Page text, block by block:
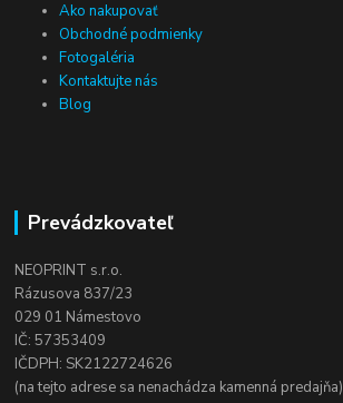
Ako nakupovať
Obchodné podmienky
Fotogaléria
Kontaktujte nás
Blog
Prevádzkovateľ
NEOPRINT s.r.o.
Rázusova 837/23
029 01 Námestovo
IČ: 57353409
IČDPH: SK2122724626
(na tejto adrese sa nenachádza kamenná predajňa)